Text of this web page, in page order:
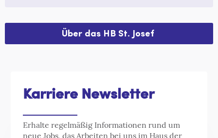
Über das HB St. Josef
Karriere Newsletter
Erhalte regelmäßig Informationen rund um
neue Jobs, das Arbeiten bei uns im Haus der